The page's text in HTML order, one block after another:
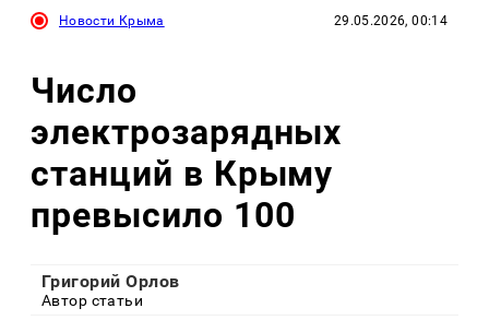
Новости Крыма 29.05.2026, 00:14
Число
электрозарядных
станций в Крыму
превысило 100
Григорий Орлов
Автор статьи